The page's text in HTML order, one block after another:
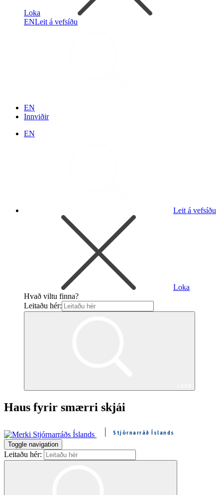
Loka
ENLeit á vefsíðu
EN
Innviðir
EN
Leit á vefsíðu
Loka
Hvað viltu finna?
Leitaðu hér:
Haus fyrir smærri skjái
Stjórnarráð Íslands
Toggle navigation
Leitaðu hér: